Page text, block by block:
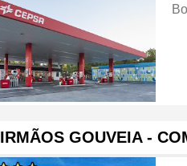
IRMÃOS GOUVEIA -